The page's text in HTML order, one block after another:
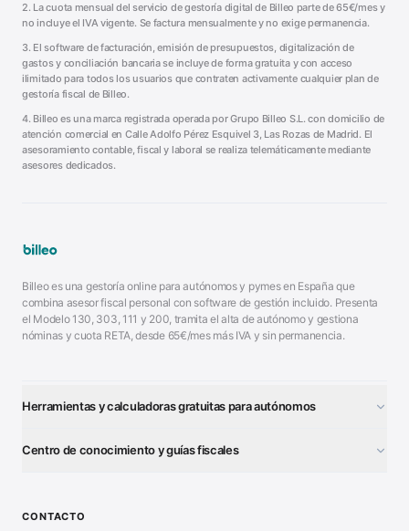
2. La cuota mensual del servicio de gestoría digital de Billeo parte de 65€/mes y
no incluye el IVA vigente. Se factura mensualmente y no exige permanencia.
3. El software de facturación, emisión de presupuestos, digitalización de
gastos y conciliación bancaria se incluye de forma gratuita y con acceso
ilimitado para todos los usuarios que contraten activamente cualquier plan de
gestoría fiscal de Billeo.
4. Billeo es una marca registrada operada por Grupo Billeo S.L. con domicilio de
atención comercial en Calle Adolfo Pérez Esquivel 3, Las Rozas de Madrid. El
asesoramiento contable, fiscal y laboral se realiza telemáticamente mediante
asesores dedicados.
Billeo es una gestoría online para autónomos y pymes en España que
combina asesor fiscal personal con software de gestión incluido. Presenta
el Modelo 130, 303, 111 y 200, tramita el alta de autónomo y gestiona
nóminas y cuota RETA, desde 65€/mes más IVA y sin permanencia.
Herramientas y calculadoras gratuitas para autónomos
Generador Nóminas
Centro de conocimiento y guías fiscales
■Alta Autónomo Paso a Paso
CONTACTO